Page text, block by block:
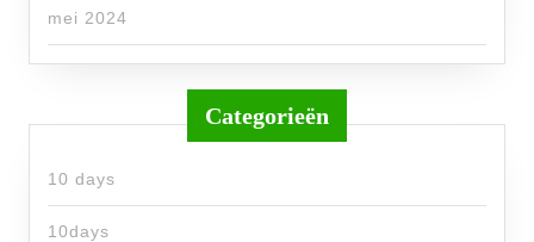
mei 2024
Categorieën
10 days
10days